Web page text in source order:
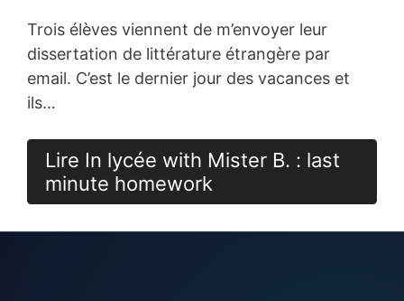
Trois élèves viennent de m’envoyer leur
dissertation de littérature étrangère par
email. C’est le dernier jour des vacances et
ils…
Lire In lycée with Mister B. : last
minute homework